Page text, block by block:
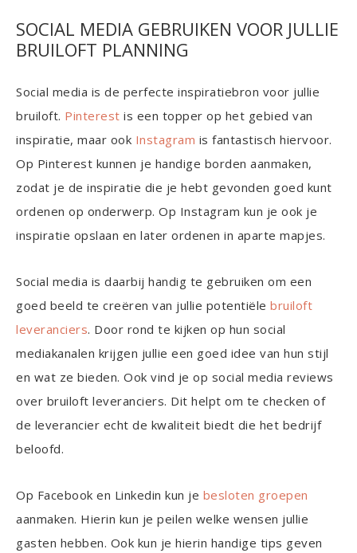
SOCIAL MEDIA GEBRUIKEN VOOR JULLIE
BRUILOFT PLANNING
Social media is de perfecte inspiratiebron voor jullie
bruiloft. Pinterest is een topper op het gebied van
inspiratie, maar ook Instagram is fantastisch hiervoor.
Op Pinterest kunnen je handige borden aanmaken,
zodat je de inspiratie die je hebt gevonden goed kunt
ordenen op onderwerp. Op Instagram kun je ook je
inspiratie opslaan en later ordenen in aparte mapjes.
Social media is daarbij handig te gebruiken om een
goed beeld te creëren van jullie potentiële bruiloft
leveranciers. Door rond te kijken op hun social
mediakanalen krijgen jullie een goed idee van hun stijl
en wat ze bieden. Ook vind je op social media reviews
over bruiloft leveranciers. Dit helpt om te checken of
de leverancier echt de kwaliteit biedt die het bedrijf
beloofd.
Op Facebook en Linkedin kun je besloten groepen
aanmaken. Hierin kun je peilen welke wensen jullie
gasten hebben. Ook kun je hierin handige tips geven